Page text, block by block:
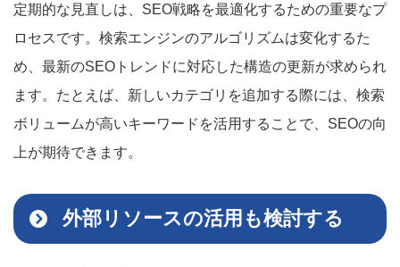
定期的な見直しは、SEO戦略を最適化するための重要なプ
ロセスです。検索エンジンのアルゴリズムは変化するた
め、最新のSEOトレンドに対応した構造の更新が求められ
ます。たとえば、新しいカテゴリを追加する際には、検索
ボリュームが高いキーワードを活用することで、SEOの向
上が期待できます。
外部リソースの活用も検討する